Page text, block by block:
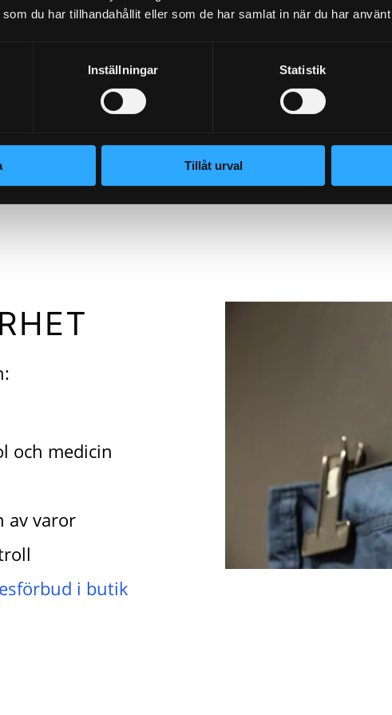
du har tillhandahållit eller som de har samlat in när du har
Inställningar Statistik
Tillåt urval
Interna
Security audit)
och medicin
av varor
i butik